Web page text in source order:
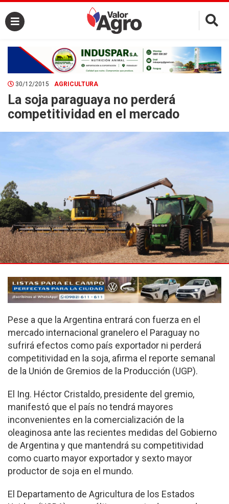
×
30/12/2015 AGRICULTURA
La soja paraguaya no perderá
competitividad en el mercado
Pese a que la Argentina entrará con fuerza en el
mercado internacional granelero el Paraguay no
sufrirá efectos como país exportador ni perderá
competitividad en la soja, afirma el reporte semanal
de la Unión de Gremios de la Producción (UGP).
El Ing. Héctor Cristaldo, presidente del gremio,
manifestó que el país no tendrá mayores
inconvenientes en la comercialización de la
oleaginosa ante las recientes medidas del Gobierno
de Argentina y que mantendrá su competitividad
como cuarto mayor exportador y sexto mayor
productor de soja en el mundo.
El Departamento de Agricultura de los Estados